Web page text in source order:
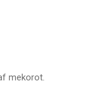
mekorot.